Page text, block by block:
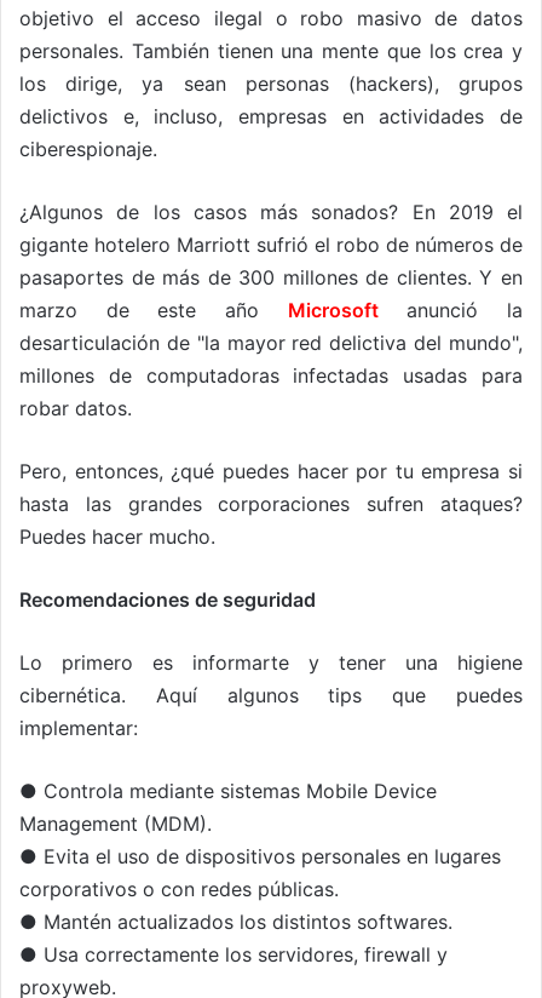
objetivo el acceso ilegal o robo masivo de datos
personales. También tienen una mente que los crea y
los dirige, ya sean personas (hackers), grupos
delictivos e, incluso, empresas en actividades de
ciberespionaje.
¿Algunos de los casos más sonados? En 2019 el
gigante hotelero Marriott sufrió el robo de números de
pasaportes de más de 300 millones de clientes. Y en
marzo de este año Microsoftanunció la
desarticulación de "la mayor red delictiva del mundo",
millones de computadoras infectadas usadas para
robar datos.
Pero, entonces, ¿qué puedes hacer por tu empresa si
hasta las grandes corporaciones sufren ataques?
Puedes hacer mucho.
Recomendaciones de seguridad
Lo primero es informarte y tener una higiene
cibernética. Aquí algunos tips que puedes
implementar:
● Controla mediante sistemas Mobile Device
Management (MDM).
● Evita el uso de dispositivos personales en lugares
corporativos o con redes públicas.
● Mantén actualizados los distintos softwares.
● Usa correctamente los servidores, firewall y
proxyweb.